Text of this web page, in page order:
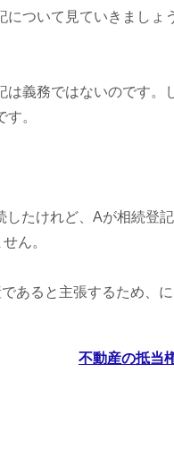
ついて見ていきましょ
は義務ではないのです。
。
たけれど、Aが相続登
ん。
あると主張するため、に
不動産の抵当